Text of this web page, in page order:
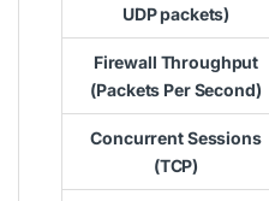
UDP packets)
Firewall Throughput
(Packets Per Second)
Concurrent Sessions
(TCP)